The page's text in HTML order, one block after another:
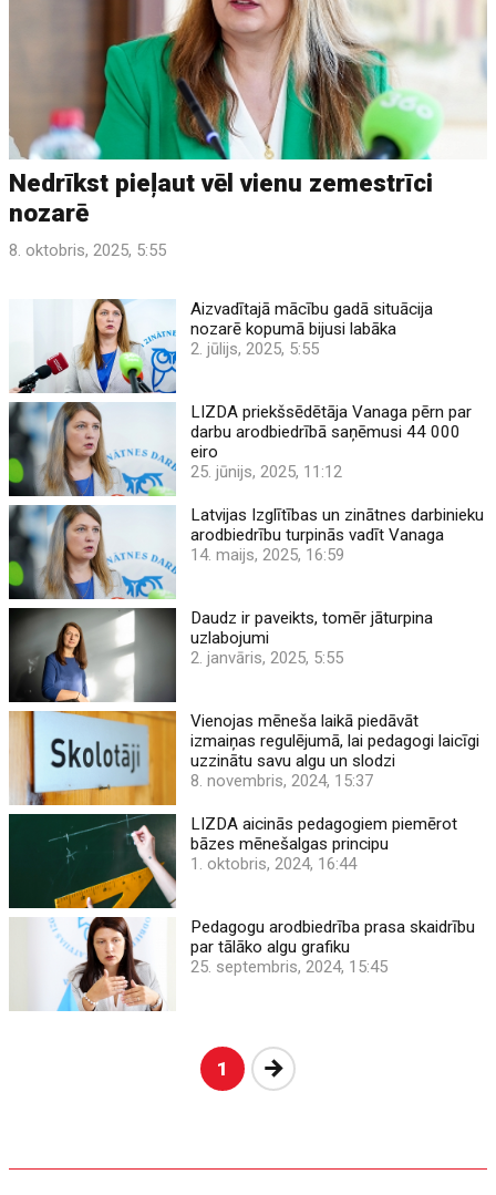
Nedrīkst pieļaut vēl vienu zemestrīci
nozarē
8. oktobris, 2025, 5:55
Aizvadītajā mācību gadā situācija
nozarē kopumā bijusi labāka
2. jūlijs, 2025, 5:55
LIZDA priekšsēdētāja Vanaga pērn par
darbu arodbiedrībā saņēmusi 44 000
eiro
25. jūnijs, 2025, 11:12
Latvijas Izglītības un zinātnes darbinieku
arodbiedrību turpinās vadīt Vanaga
14. maijs, 2025, 16:59
Daudz ir paveikts, tomēr jāturpina
uzlabojumi
2. janvāris, 2025, 5:55
Vienojas mēneša laikā piedāvāt
izmaiņas regulējumā, lai pedagogi laicīgi
uzzinātu savu algu un slodzi
8. novembris, 2024, 15:37
LIZDA aicinās pedagogiem piemērot
bāzes mēnešalgas principu
1. oktobris, 2024, 16:44
Pedagogu arodbiedrība prasa skaidrību
par tālāko algu grafiku
25. septembris, 2024, 15:45
1 Nākošā